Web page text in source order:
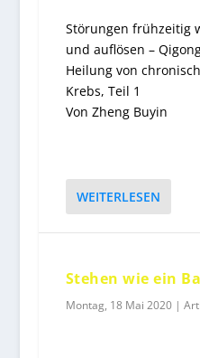
Störungen frühzeitig
und auflösen –
Heilung von
Krebs, Teil 1
Von Zheng Buyin
WEITERLESEN
Stehen wie ein
Montag, 18 Mai 2020|